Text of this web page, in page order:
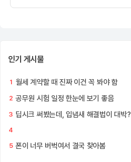
인기 게시물
1 월세 계약할 때 진짜 이건 꼭 봐야 함
2 공무원 시험 일정 한눈에 보기 좋음
3 딥시크 써봤는데, 입냄새 해결법이 대박?
4
5 폰이 너무 버벅여서 결국 찾아봄